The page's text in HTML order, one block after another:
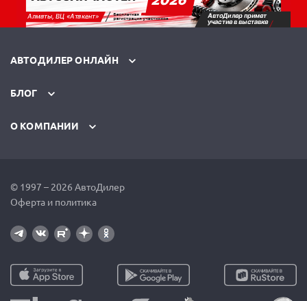
АВТОДИЛЕР ОНЛАЙН
БЛОГ
О КОМПАНИИ
© 1997 – 2026 АвтоДилер
Оферта и политика